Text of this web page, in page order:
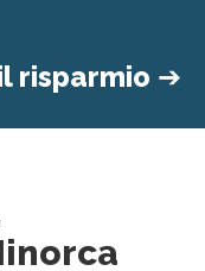
risparmio ➔